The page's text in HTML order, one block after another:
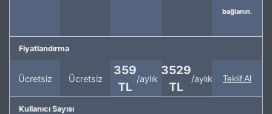
bağlanın.
Fiyatlandırma
Ücretsiz Ücretsiz
359
TL
/aylık
3529
TL
/aylık Teklif Al
Kullanıcı Sayısı